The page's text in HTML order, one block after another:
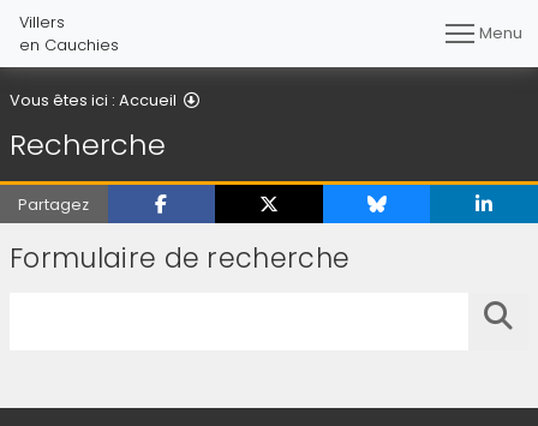
Villers
en Cauchies
Menu
Vous êtes ici : Accueil
Recherche
Partagez
Formulaire de recherche